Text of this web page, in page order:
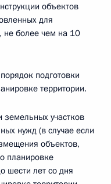
объектов
для
не более чем на 10
подготовки
территории.
участков
нужд (в случае если
объектов,
планировке
шести лет со дня